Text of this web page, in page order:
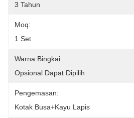
3 Tahun
Moq:
1 Set
Warna Bingkai:
Opsional Dapat Dipilih
Pengemasan:
Kotak Busa+kayu Lapis